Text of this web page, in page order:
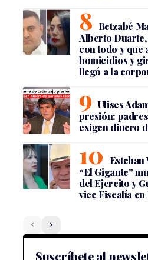
Betzabé
Alberto
con todo y que
homicidios y
llegó a la
Ulises
presión:
exigen dinero
“El Gigante”
del Ejercito y
vice Fiscalía
Suscríbete al